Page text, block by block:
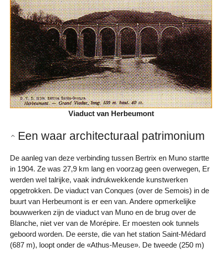
Viaduct van Herbeumont
Een waar architecturaal patrimonium
De aanleg van deze verbinding tussen Bertrix en Muno startte
in 1904. Ze was 27,9 km lang en voorzag geen overwegen, Er
werden wel talrijke, vaak indrukwekkende kunstwerken
opgetrokken. De viaduct van Conques (over de Semois) in de
buurt van Herbeumont is er een van. Andere opmerkelijke
bouwwerken zijn de viaduct van Muno en de brug over de
Blanche, niet ver van de Morépire. Er moesten ook tunnels
geboord worden. De eerste, die van het station Saint-Médard
(687 m), loopt onder de «Athus-Meuse». De tweede (250 m)